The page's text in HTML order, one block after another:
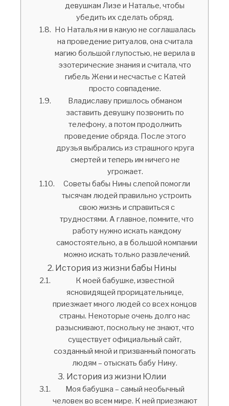
девушкам Лизе и Наталье, чтобы
убедить их сделать обряд.
Но Наталья ни в какую не соглашалась
на проведение ритуалов, она считала
магию большой глупостью, не верила в
эзотерические знания и считала, что
гибель Жени и несчастье с Катей
просто совпадение.
Владиславу пришлось обманом
заставить девушку позвонить по
телефону, а потом продолжить
проведение обряда. После этого
друзья выбрались из страшного круга
смертей и теперь им ничего не
угрожает.
Советы бабы Нины слепой помогли
тысячам людей правильно устроить
свою жизнь и справиться с
трудностями. А главное, помните, что
работу нужно искать каждому
самостоятельно, а в большой компании
можно искать только развлечений.
История из жизни бабы Нины
К моей бабушке, известной
ясновидящей прорицательнице,
приезжает много людей со всех концов
страны. Некоторые очень долго нас
разыскивают, поскольку не знают, что
существует официальный сайт,
созданный мной и призванный помогать
людям – отыскать бабу Нину.
История из жизни Юлии
Моя бабушка – самый необычный
человек во всем мире. К ней приезжают